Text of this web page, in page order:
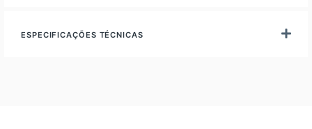
ESPECIFICAÇÕES TÉCNICAS